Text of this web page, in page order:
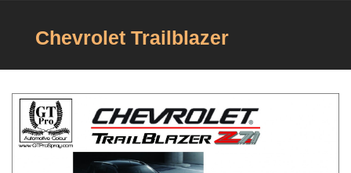
Chevrolet Trailblazer